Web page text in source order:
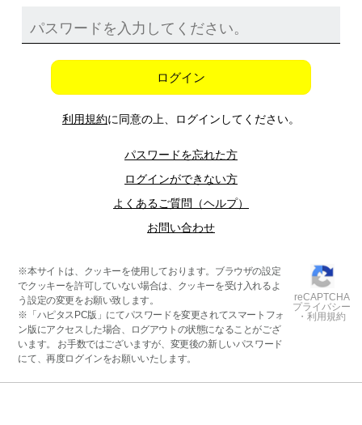
ログイン
利用規約に同意の上、ログインしてください。
パスワードを忘れた方
ログインができない方
よくあるご質問（ヘルプ）
お問い合わせ
※本サイトは、クッキーを使用しております。ブラウザの設定
でクッキーを許可していない場合は、クッキーを受け入れるよ
う設定の変更をお願い致します。
※「ハピタスPC版」にてパスワードを変更されてスマートフォ
ン版にアクセスした場合、ログアウトの状態になることがござ
います。 お手数ではございますが、変更後の新しいパスワード
にて、再度ログインをお願いいたします。
reCAPTCHA
プライバシー
・利用規約